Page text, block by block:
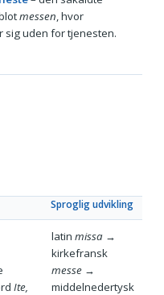
messen, hvor
uden for tjenesten.
Sproglig udvikling
Ite,
latin missa→
kirkefransk
messe→
middelnedertysk